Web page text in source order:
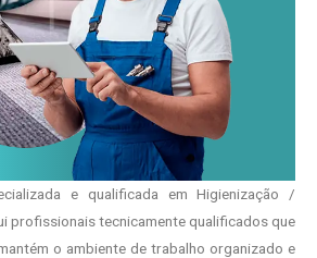
e qualificada em Higienização /
profissionais tecnicamente qualificados que
o ambiente de trabalho organizado e